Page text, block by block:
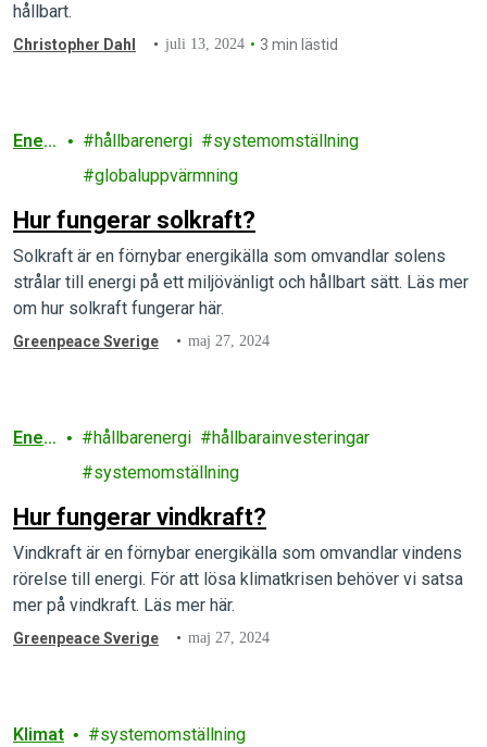
hållbart.
Christopher Dahl juli 13, 2024 3 min lästid
Ener
hållbarenergi
systemomställning
globaluppvärmning
Hur fungerar solkraft?
Solkraft är en förnybar energikälla som omvandlar solens
strålar till energi på ett miljövänligt och hållbart sätt. Läs mer
om hur solkraft fungerar här.
Greenpeace Sverige maj 27, 2024
Ener
hållbarenergi
hållbarainvesteringar
systemomställning
Hur fungerar vindkraft?
Vindkraft är en förnybar energikälla som omvandlar vindens
rörelse till energi. För att lösa klimatkrisen behöver vi satsa
mer på vindkraft. Läs mer här.
Greenpeace Sverige maj 27, 2024
Klimat systemomställning